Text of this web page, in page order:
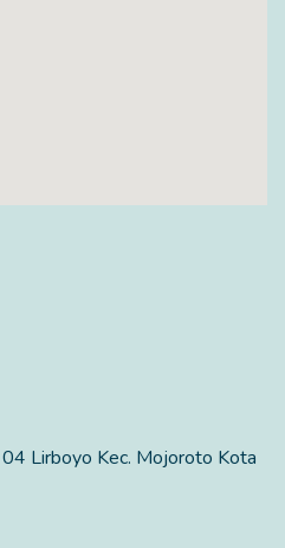
Lirboyo Kec. Mojoroto Kota